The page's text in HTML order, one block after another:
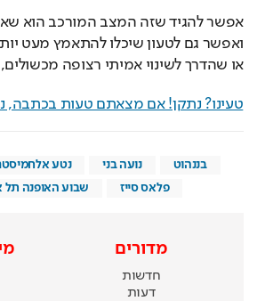
או שהדרך לשינוי אמיתי רצופה
טעינו? נתקן! אם מצאתם טעות בכתבה,
בננהוט נועה בני נטע אלחמיסטר
פלאס סייז
שבוע האופנה תל אביב
מדורים
חדשות
דעות